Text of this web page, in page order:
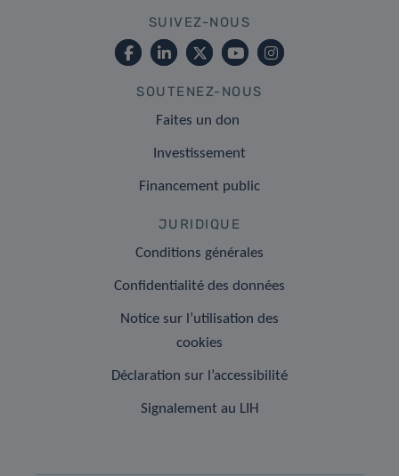
SUIVEZ-NOUS
SOUTENEZ-NOUS
Faites un don
Investissement
Financement public
JURIDIQUE
Conditions générales
Confidentialité des données
Notice sur l’utilisation des
cookies
Déclaration sur l’accessibilité
Signalement au LIH